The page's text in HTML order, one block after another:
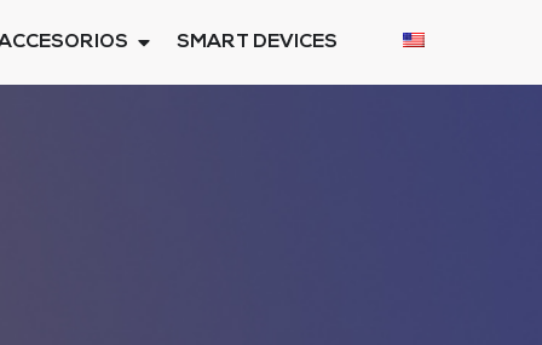
SMART DEVICES